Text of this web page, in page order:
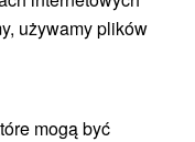
(148)
używamy plików
mogą być